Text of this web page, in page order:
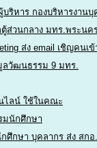
ริหาร กองบริหารงานบุ
ส่วนกลาง มทร.พระนค
ส่ง email เชิญคนเข้
ลวัฒนธรรม 9 มทร.
ไลน์ ใช้ในคณะ
มนักศึกษา
ศึกษา บุคลากร ส่ง สกอ.